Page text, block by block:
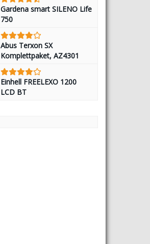
Gardena smart SILENO Life
750
Abus Terxon SX
Komplettpaket, AZ4301
Einhell FREELEXO 1200
LCD BT